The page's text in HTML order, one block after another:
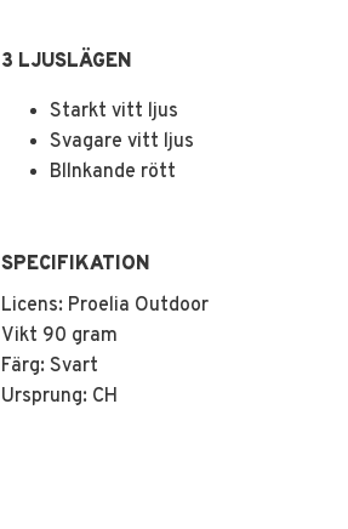
3 LJUSLÄGEN
Starkt vitt ljus
Svagare vitt ljus
Bllnkande rött
SPECIFIKATION
Licens: Proelia Outdoor
Vikt 90 gram
Färg: Svart
Ursprung: CH